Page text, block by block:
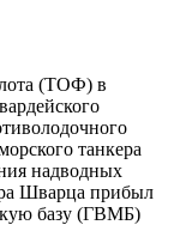
(ТОФ) в
танкера
надводных
Шварца прибыл
базу (ГВМБ)